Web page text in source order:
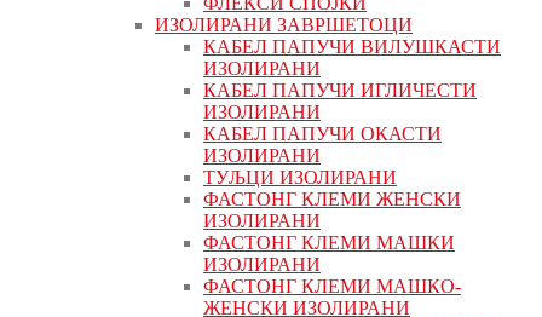
ИЗОЛИРАНИ ЗАВРШЕТОЦИ
КАБЕЛ ПАПУЧИ ВИЛУШКАСТИ
ИЗОЛИРАНИ
КАБЕЛ ПАПУЧИ ИГЛИЧЕСТИ
ИЗОЛИРАНИ
КАБЕЛ ПАПУЧИ ОКАСТИ
ИЗОЛИРАНИ
ТУЉЦИ ИЗОЛИРАНИ
ФАСТОНГ КЛЕМИ ЖЕНСКИ
ИЗОЛИРАНИ
ФАСТОНГ КЛЕМИ МАШКИ
ИЗОЛИРАНИ
ФАСТОНГ КЛЕМИ МАШКO-
ЖЕНСКИ ИЗОЛИРАНИ